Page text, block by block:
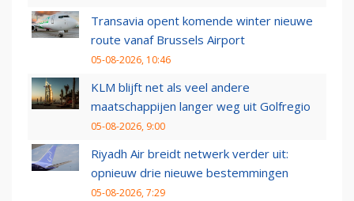
Transavia opent komende winter nieuwe
route vanaf Brussels Airport
05-08-2026, 10:46
KLM blijft net als veel andere
maatschappijen langer weg uit Golfregio
05-08-2026, 9:00
Riyadh Air breidt netwerk verder uit:
opnieuw drie nieuwe bestemmingen
05-08-2026, 7:29